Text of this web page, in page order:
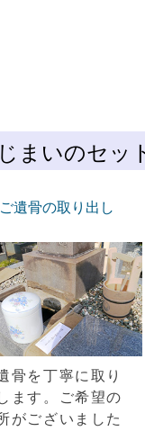
まいのセッ
ご遺骨の取り出し
骨を丁寧に取り
ます。ご希望の
がございました